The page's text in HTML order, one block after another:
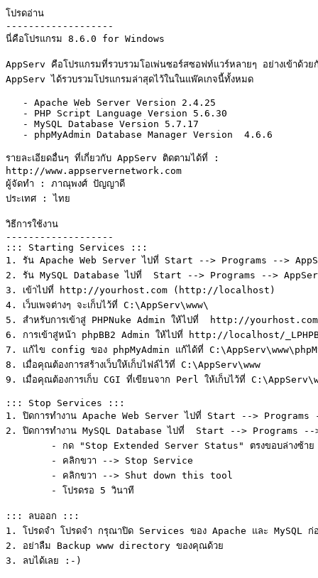
โปรดอ่าน
-------------------
นี่คือโปรแกรม 8.6.0 for Windows
AppServ คือโปรแกรมที่รวบรวมโอเพ่นซอร์สซอฟท์แวร์หลายๆ อย่างเข้าด้ว
AppServ ได้รวบรวมโปรแกรมล่าสุดไว้ในในแพ๊คเกจนี้ทั้งหมด
   - Apache Web Server Version 2.4.25
   - PHP Script Language Version 5.6.30
   - MySQL Database Version 5.7.17
   - phpMyAdmin Database Manager Version  4.6.6
รายละเอียดอื่นๆ ที่เกี่ยวกับ AppServ ติดตามได้ที่ :
http://www.appservernetwork.com
ผู้จัดทำ : ภาณุพงศ์ ปัญญาดี
ประเทศ : ไทย
วิธีการใช้งาน
-------------------
::: Starting Services :::
1. รัน Apache Web Server ไปที่ Start --> Programs -->
2. รัน MySQL Database ไปที่  Start --> Programs -->
3. เข้าไปที่ http://yourhost.com (http://localhost)
4. เว็บเพจต่างๆ จะเก็บไว้ที่ C:\AppServ\www\
5. สำหรับการเข้าสู่ PHPNuke Admin ให้ไปที่  http://
6. การเข้าสู่หน้า phpBB2 Admin ให้ไปที่ http://localhost/
7. แก้ไข config ของ phpMyAdmin แก้ได้ที่
8. เมื่อคุณต้องการสร้างเว็บให้เก็บไฟล์ไว้ที่ C:\AppServ\www
9. เมื่อคุณต้องการเก็บ CGI ที่เขียนจาก Perl ให้เก็บไว้ที่
::: Stop Services :::
1. ปิดการทำงาน Apache Web Server ไปที่ Start -->
2. ปิดการทำงาน MySQL Database ไปที่  Start --> Programs --
::: ลบออก :::
1. โปรดจำ โปรดจำ กรุณาปิด Services ของ Apache และ MySQL
2. อย่าลืม Backup www directory ของคุณด้วย
3. ลบได้เลย :-)